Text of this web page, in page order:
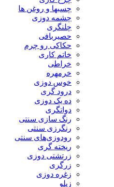
چسبها و روغن ها
چشمه دوزی
چلنگری
حصیربافی
حکاکی رو چرم
خاتم کاری
خراطی
خرمهره
خوس دوزی
درود گری
ده یک دوزی
دواتگری
رنگ سازی سنتی
رنگرزی سنتی
رودوزی‌های سنتی
ریخته گری
زرتشتی دوزی
زرگری
زغره دوزی
زیلو